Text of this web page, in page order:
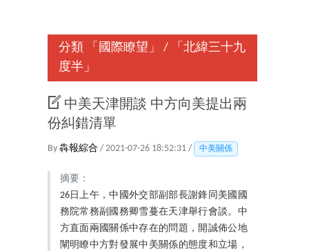
分類 「國際瞭望」 /
「北緯三十九
度半」
中美天津開談 中方向美提出兩
份糾錯清單
By 犇報綜合 / 2021-07-26 18:52:31 / 中美關係
摘要：
26日上午，中國外交部副部長謝鋒同美國國
務院常務副國務卿雪蔓在天津舉行會談。中
方直面兩國關係中存在的問題，開誠佈公地
闡明瞭中方對發展中美關係的態度和立場，